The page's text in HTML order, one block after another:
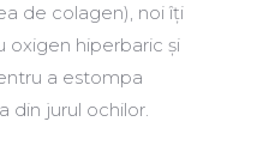
de colagen), noi îți
hiperbaric și
a estompa
din jurul ochilor.